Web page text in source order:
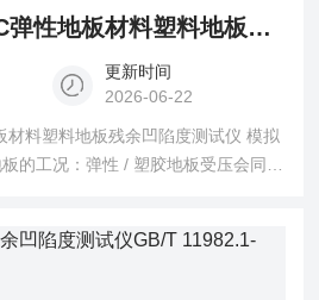
材料塑料地板残余凹陷度测试仪
更新时间
2026-06-22
材料塑料地板残余凹陷度测试仪 模拟
的工况：弹性 / 塑胶地板受压会同时
通过标准压头恒定静载加压 + 高精
卸载恢复期后的试样厚度差，定量